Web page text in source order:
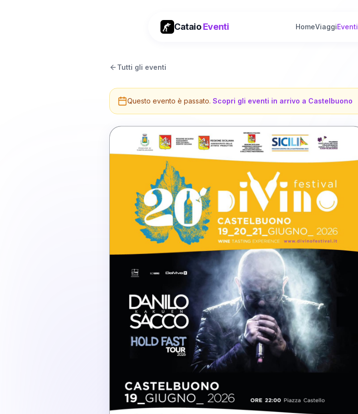
CataioEventi HomeViaggiEventi
Tutti gli eventi
Questo evento è passato. Scopri gli eventi in arrivo a Castelbuono